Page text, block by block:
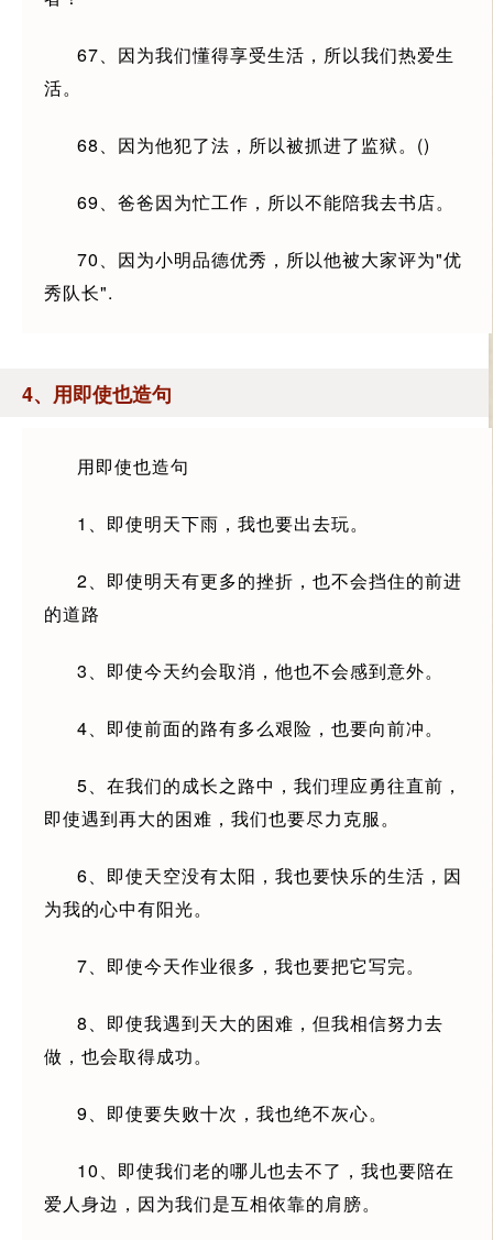
67、因为我们懂得享受生活，所以我们热爱生
活。
68、因为他犯了法，所以被抓进了监狱。()
69、爸爸因为忙工作，所以不能陪我去书店。
70、因为小明品德优秀，所以他被大家评为"优
秀队长".
4、用即使也造句
用即使也造句
1、即使明天下雨，我也要出去玩。
2、即使明天有更多的挫折，也不会挡住的前进
的道路
3、即使今天约会取消，他也不会感到意外。
4、即使前面的路有多么艰险，也要向前冲。
5、在我们的成长之路中，我们理应勇往直前，
即使遇到再大的困难，我们也要尽力克服。
6、即使天空没有太阳，我也要快乐的生活，因
为我的心中有阳光。
7、即使今天作业很多，我也要把它写完。
8、即使我遇到天大的困难，但我相信努力去
做，也会取得成功。
9、即使要失败十次，我也绝不灰心。
10、即使我们老的哪儿也去不了，我也要陪在
爱人身边，因为我们是互相依靠的肩膀。